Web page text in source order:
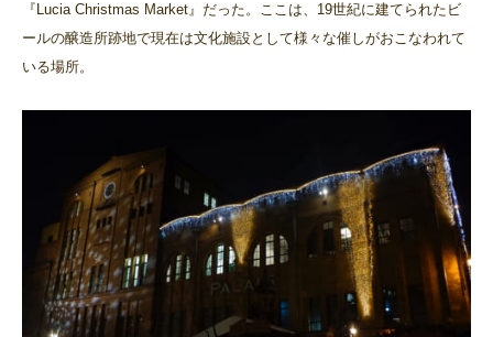
『Lucia Christmas Market』だった。ここは、19世紀に建てられたビ
ールの醸造所跡地で現在は文化施設として様々な催しがおこなわれて
いる場所。